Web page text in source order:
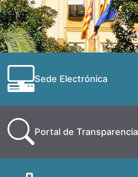
Sede Electrónica
Portal de Transparencia